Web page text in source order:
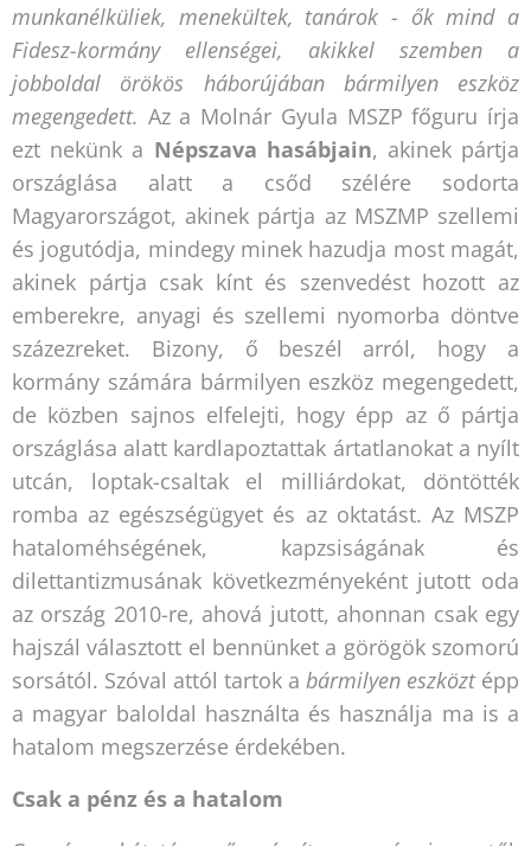
munkanélküliek, menekültek, tanárok - ők mind a
Fidesz-kormány ellenségei, akikkel szemben a
jobboldal örökös háborújában bármilyen eszköz
megengedett. Az a Molnár Gyula MSZP főguru írja
ezt nekünk a Népszava hasábjain, akinek pártja
országlása alatt a csőd szélére sodorta
Magyarországot, akinek pártja az MSZMP szellemi
és jogutódja, mindegy minek hazudja most magát,
akinek pártja csak kínt és szenvedést hozott az
emberekre, anyagi és szellemi nyomorba döntve
százezreket. Bizony, ő beszél arról, hogy a
kormány számára bármilyen eszköz megengedett,
de közben sajnos elfelejti, hogy épp az ő pártja
országlása alatt kardlapoztattak ártatlanokat a nyílt
utcán, loptak-csaltak el milliárdokat, döntötték
romba az egészségügyet és az oktatást. Az MSZP
hataloméhségének, kapzsiságának és
dilettantizmusának következményeként jutott oda
az ország 2010-re, ahová jutott, ahonnan csak egy
hajszál választott el bennünket a görögök szomorú
sorsától. Szóval attól tartok a bármilyen eszköztépp
a magyar baloldal használta és használja ma is a
hatalom megszerzése érdekében.
Csak a pénz és a hatalom